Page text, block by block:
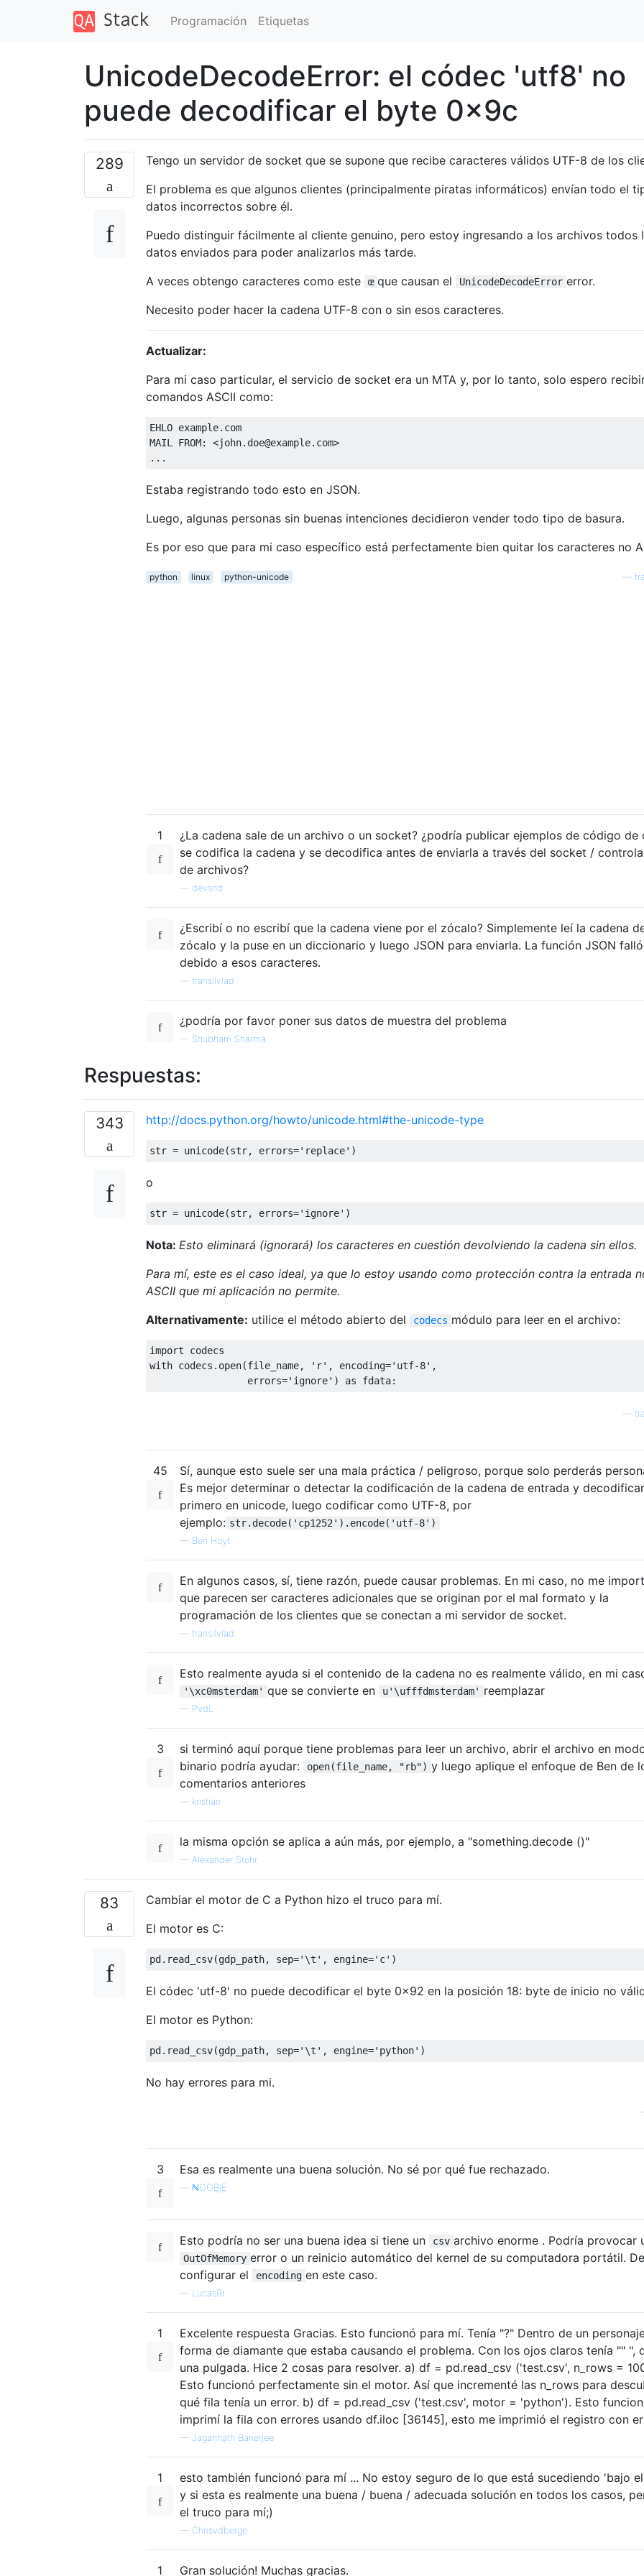
Programación Etiquetas
UnicodeDecodeError: el códec 'utf8' no
puede decodificar el byte 0x9c
289
Tengo un servidor de socket que se supone que recibe caracteres válidos UTF-8 de los
El problema es que algunos clientes (principalmente piratas informáticos) envían todo el
datos incorrectos sobre él.
Puedo distinguir fácilmente al cliente genuino, pero estoy ingresando a los archivos todos
datos enviados para poder analizarlos más tarde.
A veces obtengo caracteres como este
œ que causan el UnicodeDecodeError error.
Necesito poder hacer la cadena UTF-8 con o sin esos caracteres.
Actualizar:
Para mi caso particular, el servicio de socket era un MTA y, por lo tanto, solo espero
comandos ASCII como:
EHLO example. com
MAIL FROM: <john. doe@example. com>
...
Estaba registrando todo esto en JSON.
Luego, algunas personas sin buenas intenciones decidieron vender todo tipo de basura.
Es por eso que para mi caso específico está perfectamente bien quitar los caracteres no
python linux python-unicode
1
¿La cadena sale de un archivo o un socket? ¿podría publicar ejemplos de código de
se codifica la cadena y se decodifica antes de enviarla a través del socket /
de archivos?
devsnd
¿Escribí o no escribí que la cadena viene por el zócalo? Simplemente leí la cadena
zócalo y la puse en un diccionario y luego JSON para enviarla. La función JSON falló
debido a esos caracteres.
transilvlad
¿podría por favor poner sus datos de muestra del problema
— Shubham Sharma
Respuestas:
343 http://docs.python.org/howto/unicode.html#the-unicode-type
str = unicode(str, errors='replace' )
o
str = unicode(str, errors='ignore' )
Nota: Esto eliminará (ignorará) los caracteres en cuestión devolviendo la cadena sin ellos.
Para mí, este es el caso ideal, ya que lo estoy usando como protección contra la entrada
ASCII que mi aplicación no permite.
Alternativamente: utilice el método abierto del codecs módulo para leer en el archivo:
import
with codecs . open(file_name, 'r' , encoding='utf-8' ,
                 errors
='ignore' ) as fdata:
45
Sí, aunque esto suele ser una mala práctica / peligroso, porque solo perderás
Es mejor determinar o detectar la codificación de la cadena de entrada y
primero en unicode, luego codificar como UTF-8, por
ejemplo: str.decode('cp1252').encode('utf-8')
— Ben Hoyt
En algunos casos, sí, tiene razón, puede causar problemas. En mi caso, no me
que parecen ser caracteres adicionales que se originan por el mal formato y la
programación de los clientes que se conectan a mi servidor de socket.
transilvlad
Esto realmente ayuda si el contenido de la cadena no es realmente válido, en mi
'\xc0msterdam' que se convierte en u'\ufffdmsterdam' reemplazar
— PvdL
3
si terminó aquí porque tiene problemas para leer un archivo, abrir el archivo en
binario podría ayudar:
open(file_name, "rb") y luego aplique el enfoque de Ben de
comentarios anteriores
kristian
la misma opción se aplica a aún más, por ejemplo, a "something.decode ()"
— Alexander Stohr
83
Cambiar el motor de C a Python hizo el truco para mí.
El motor es C:
pd. read_csv(gdp_path, sep='\t' , engine='c' )
El códec 'utf-8' no puede decodificar el byte 0x92 en la posición 18: byte de inicio no
El motor es Python:
pd. read_csv(gdp_path, sep='\t' , engine='python' )
No hay errores para mi.
3 Esa es realmente una buena solución. No sé por qué fue rechazado.
ℕʘʘḆḽḘ
Esto podría no ser una buena idea si tiene un csv archivo enorme . Podría provocar
OutOfMemory error o un reinicio automático del kernel de su computadora portátil.
configurar el
encoding en este caso.
— LucasBr
1
Excelente respuesta Gracias. Esto funcionó para mí. Tenía "?" Dentro de un
forma de diamante que estaba causando el problema. Con los ojos claros tenía "" ",
una pulgada. Hice 2 cosas para resolver. a) df = pd.read_csv ('test.csv', n_rows =
Esto funcionó perfectamente sin el motor. Así que incrementé las n_rows para
qué fila tenía un error. b) df = pd.read_csv ('test.csv', motor = 'python'). Esto
imprimí la fila con errores usando df.iloc [36145], esto me imprimió el registro con
— Jagannath Banerjee
1
esto también funcionó para mí ... No estoy seguro de lo que está sucediendo 'bajo
y si esta es realmente una buena / buena / adecuada solución en todos los casos,
el truco para mí;)
— Chrisvdberge
1 Gran solución! Muchas gracias.